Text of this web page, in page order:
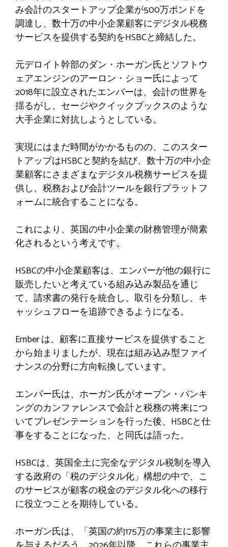
み会計のスタートアップ企業が500万ポンドを
調達し、数十万の中小企業顧客にデジタル税務
サービスを提供する契約をHSBCと締結した。
元デロイト幹部のダン・ホーガン氏とソフトウ
ェアエンジンのアーロン・ショー氏によって
2018年に設立されたエンバーは、会計の世界を
揺るがし、セージやクイックブックスのような
大手企業に対抗しようとしている。
実現にはまだ時間がかかるものの、このスター
トアップはHSBCと契約を結び、数十万の中小企
業顧客にさまざまなデジタル税務サービスを提
供し、税務および会計ツールを銀行プラットフ
ォームに統合することになる。
これにより、英国の中小企業の財務管理が簡素
化されるという考えです。
HSBCの中小企業顧客は、エンバーが他の銀行に
販売したいと考えている組み込み製品を通じ
て、請求書の発行を統合し、取引を分類し、キ
ャッシュフローを追跡できるようになる。
Ember は、顧客に直接サービスを提供すること
から始まりましたが、現在は組み込み型ファイ
ナンスの分野に方向転換しています。
エンバー氏は、ホーガン氏がオープン・バンキ
ングのカンファレンスで会計と税務の将来につ
いてプレゼンテーションを行った後、HSBCと仕
事をすることになった、と同氏は語った。
HSBCは、英国全土に完全なデジタル税制を導入
する政府の「税のデジタル化」構想の中で、こ
のサービスが顧客の税金のデジタル化への移行
に役立つことを期待している。
ホーガン氏は、「英国の約175万の事業主に影響